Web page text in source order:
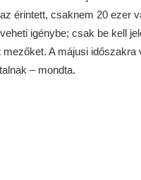
érintett, csaknem 20 ezer
igénybe; csak be kell
A májusi
– mondta.